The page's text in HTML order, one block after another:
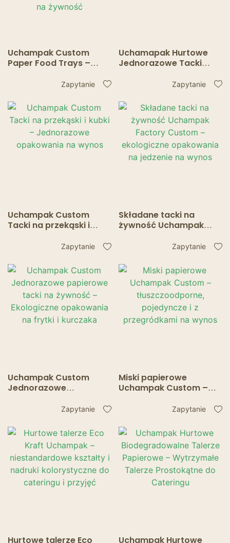
Uchampak Custom
Paper Food Trays –
zaprojektowane
opakowania na
żywność
Zapytanie
Uchamapak Hurtowe
Jednorazowe Tacki
Opakowania na
na Sos
Zapytanie
Uchampak Custom
Tacki na przekąski i
opakowania na wynos
Zapytanie
Składane tacki na
żywność Uchampak
na wynos
Zapytanie
Uchampak Custom
Jednorazowe
żywność – Ekologiczne
kurczaka
Zapytanie
Miski papierowe
Uchampak Custom –
pojedyncze i zZapytanie
Hurtowe talerze Eco
Uchampak Hurtowe